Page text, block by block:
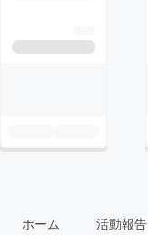
ホーム 活動報告